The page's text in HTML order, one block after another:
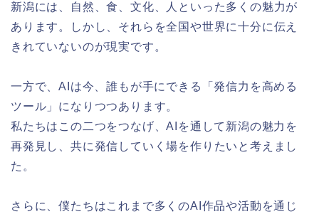
新潟には、自然、食、文化、人といった多くの魅力が
あります。しかし、それらを全国や世界に十分に伝え
きれていないのが現実です。
一方で、AIは今、誰もが手にできる「発信力を高める
ツール」になりつつあります。
私たちはこの二つをつなげ、AIを通して新潟の魅力を
再発見し、共に発信していく場を作りたいと考えまし
た。
さらに、僕たちはこれまで多くのAI作品や活動を通じ